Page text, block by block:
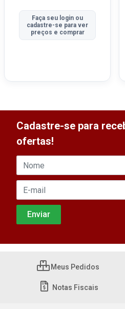
Faça seu login ou
cadastre-se para ver
preços e comprar
Cadastre-se para
ofertas!
Meus Pedidos
Notas Fiscais